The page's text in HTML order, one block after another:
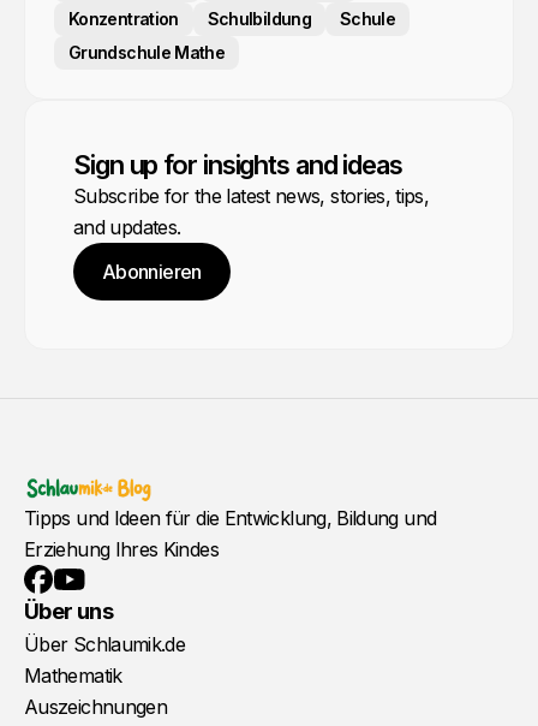
Konzentration
Schulbildung
Schule
Grundschule Mathe
Sign up for insights and ideas
Subscribe for the latest news, stories, tips,
and updates.
Abonnieren
Tipps und Ideen für die Entwicklung, Bildung und
Erziehung Ihres Kindes
Facebook
YouTube
Über uns
Über Schlaumik.de
Mathematik
Auszeichnungen